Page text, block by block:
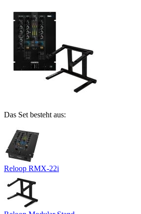
Das Set besteht aus:
Reloop RMX-22i